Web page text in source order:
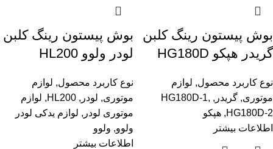
بوش پیستون رینگ کلبن
گریدر هپکو HG180D
نوع کاربرد محصول, لوازم
موتوری, گریدر ,
HG180D-1,
HG180D-2
, هپکو
اطلاعات بیشتر
بوش پیستون رینگ کلبن
لودر ولوو HL200
نوع کاربرد محصول, لوازم
موتوری, لودر ,
HL200
, لوازم
موتوری لودر , لوازم یدکی لودر
ولوو, ولوو
اطلاعات بیشتر